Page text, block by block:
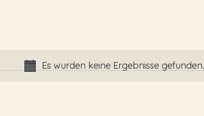
Hinweis
Es wurden keine Ergebnisse gefunden.